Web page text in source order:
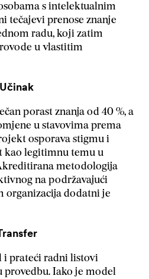
s intelektualnim
tečajevi prenose znanje
radu, koji zatim
u vlastitim
Učinak
porast znanja od 40 %, a
u stavovima prema
osporava stigmu i
kao legitimnu temu u
metodologija
na podržavajući
organizacija dodatni je
i prateći radni listovi
provedbu. Iako je model